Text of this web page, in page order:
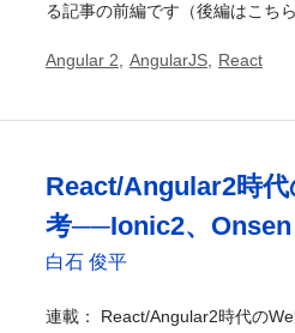
る記事の前編です（後編はこち
Angular 2 AngularJS React
React/Angular2時
考──Ionic2、Onsen
白石 俊平
連載： React/Angular2時代の